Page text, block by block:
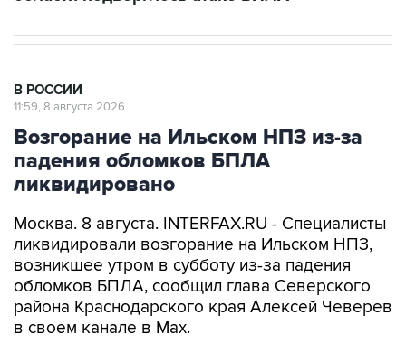
В РОССИИ
11:59, 8 августа 2026
Возгорание на Ильском НПЗ из-за
падения обломков БПЛА
ликвидировано
Москва. 8 августа. INTERFAX.RU - Специалисты
ликвидировали возгорание на Ильском НПЗ,
возникшее утром в субботу из-за падения
обломков БПЛА, сообщил глава Северского
района Краснодарского края Алексей Чеверев
в своем канале в Max.